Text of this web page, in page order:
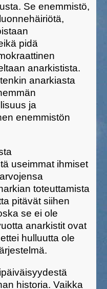
Se enemmistö,
pidä
anarkistista.
anarkiasta
ja
enemmistön
useimmat ihmiset
toteuttamista
pitävät siihen
se ei ole
anarkistit ovat
hulluutta ole
historia. Vaikka